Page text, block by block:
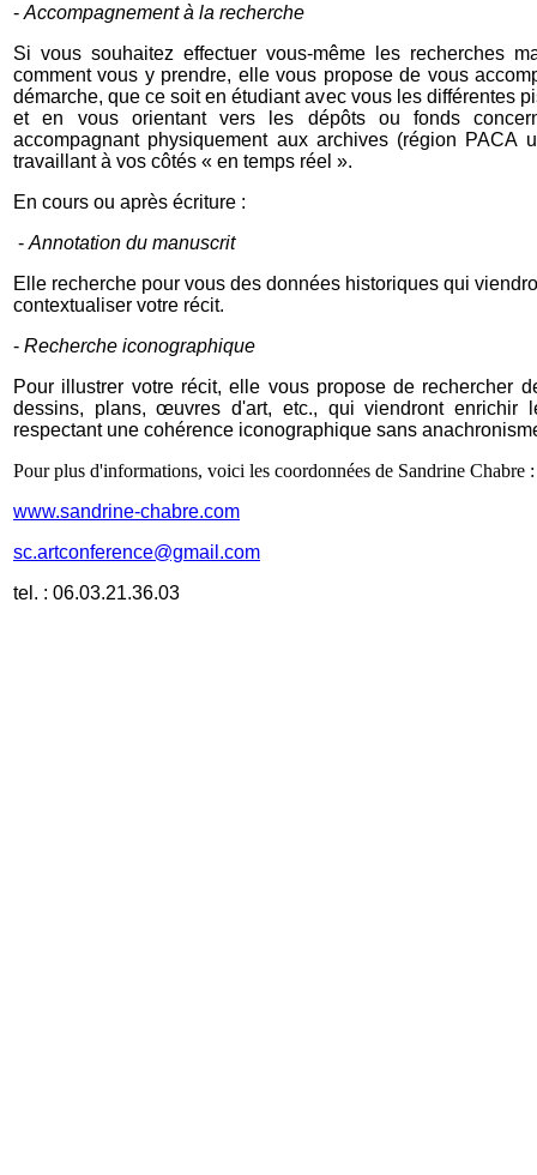
- Accompagnement à la recherche
Si vous souhaitez effectuer vous-même les recherches
comment vous y prendre, elle vous propose de vous
démarche, que ce soit en étudiant avec vous les différentes
et en vous orientant vers les dépôts ou fonds
accompagnant physiquement aux archives (région PACA
travaillant à vos côtés « en temps réel ».
En cours ou après écriture :
- Annotation du manuscrit
Elle recherche pour vous des données historiques qui
contextualiser votre récit.
- Recherche iconographique
Pour illustrer votre récit, elle vous propose de rechercher
dessins, plans, œuvres d'art, etc., qui viendront enrichir
respectant une cohérence iconographique sans
Pour plus d'informations, voici les coordonnées de Sandrine Chabre :
www.sandrine-chabre.com
sc.artconference@gmail.com
tel. : 06.03.21.36.03